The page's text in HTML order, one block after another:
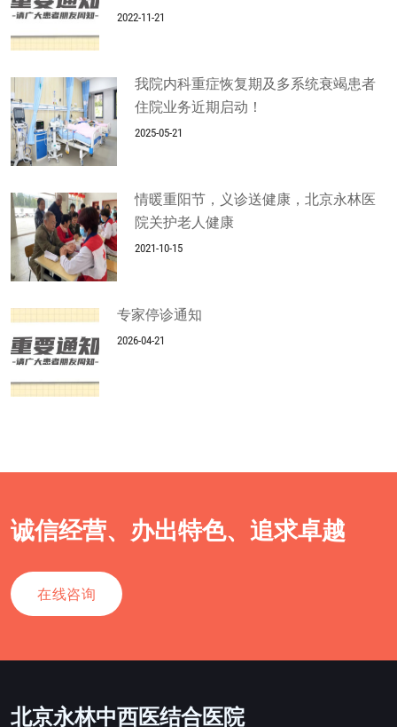
2022-11-21
我院内科重症恢复期及多系统衰竭患者
住院业务近期启动！
2025-05-21
情暖重阳节，义诊送健康，北京永林医
院关护老人健康
2021-10-15
专家停诊通知
2026-04-21
诚信经营、办出特色、追求卓越
在线咨询
北京永林中西医结合医院